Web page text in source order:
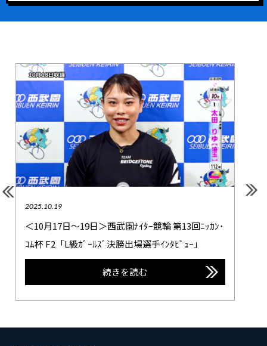
2025.8.5
＜8月4日～6日＞西武園競輪 日刊ｽﾎﾟｰﾂ杯争奪戦
F1「L級ｶﾞｰﾙｽﾞ決勝出場選手ｲﾝﾀﾋﾞｭｰ」
続きを読む